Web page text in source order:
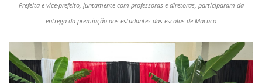
Prefeita e vice-prefeito, juntamente com professoras e diretoras, participaram da
entrega da premiação aos estudantes das escolas de Macuco